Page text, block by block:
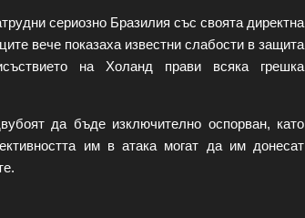
сериозно Бразилия със своята директна
вече показаха известни слабости в защита
на Холанд прави всяка грешка
да бъде изключително оспорван, като
им в атака могат да им донесат